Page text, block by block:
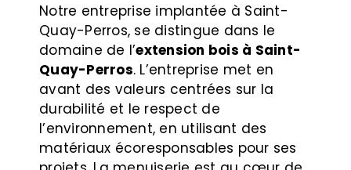
Notre entreprise implantée à Saint-
Quay-Perros, se distingue dans le
domaine de l’extension bois à Saint-
Quay-Perros. L’entreprise met en
avant des valeurs centrées sur la
durabilité et le respect de
l’environnement, en utilisant des
matériaux écoresponsables pour ses